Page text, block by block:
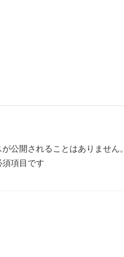
公開されることはありません。
項目です